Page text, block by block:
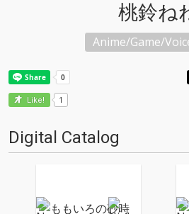
桃鈴ね
Anime/Game/
Like! 1
Digital Catalog